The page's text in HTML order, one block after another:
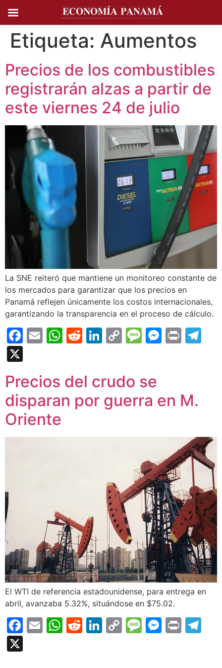
Ir al
contenido
Etiqueta: Aumentos
Precios de los combustibles
registrarán alzas a partir de
este viernes 24 de julio
La SNE reiteró que mantiene un monitoreo constante de
los mercados para garantizar que los precios en
Panamá reflejen únicamente los costos internacionales,
garantizando la transparencia en el proceso de cálculo.
Facebook
EmailWhatsApp
Reddit
LinkedIn
CopyMessage
Print
Precios del crudo se
disparan por guerra en M.
Oriente
El WTI de referencia estadounidense, para entrega en
abril, avanzaba 5.32%, situándose en $75.02.
Facebook
EmailWhatsApp
Reddit
LinkedIn
CopyMessage
Print